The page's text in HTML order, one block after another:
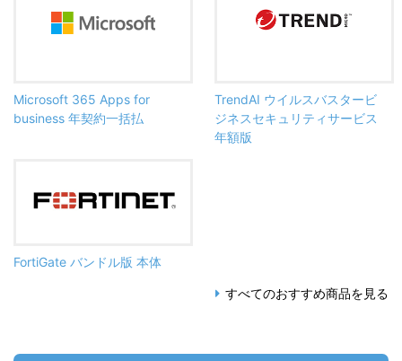
Microsoft 365 Apps for
business 年契約一括払
TrendAI ウイルスバスタービ
ジネスセキュリティサービス
年額版
FortiGate バンドル版 本体
すべてのおすすめ商品を見る